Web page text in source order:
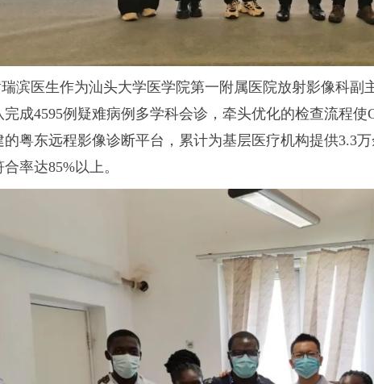
滨医生作为汕头大学医学院第一附属医院放射影像科副
完成4595例疑难病例多学科会诊，牵头优化的检查流程
的粤东远程影像诊断平台，累计为基层医疗机构提供3.3
率达85%以上。